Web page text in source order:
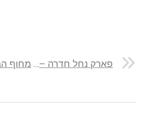
פארק נחל חדרה – סיפור על טבע, היסטוריה ושיקום סביבתי